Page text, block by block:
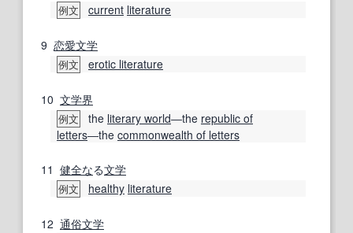
例文 current literature
9 恋愛文学
例文 erotic literature
10 文学界
例文 the literary world―the republic of
letters―the commonwealth of letters
11 健全なる文学
例文 healthy literature
12 通俗文学